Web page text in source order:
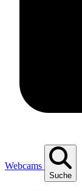
Webcams
Suche